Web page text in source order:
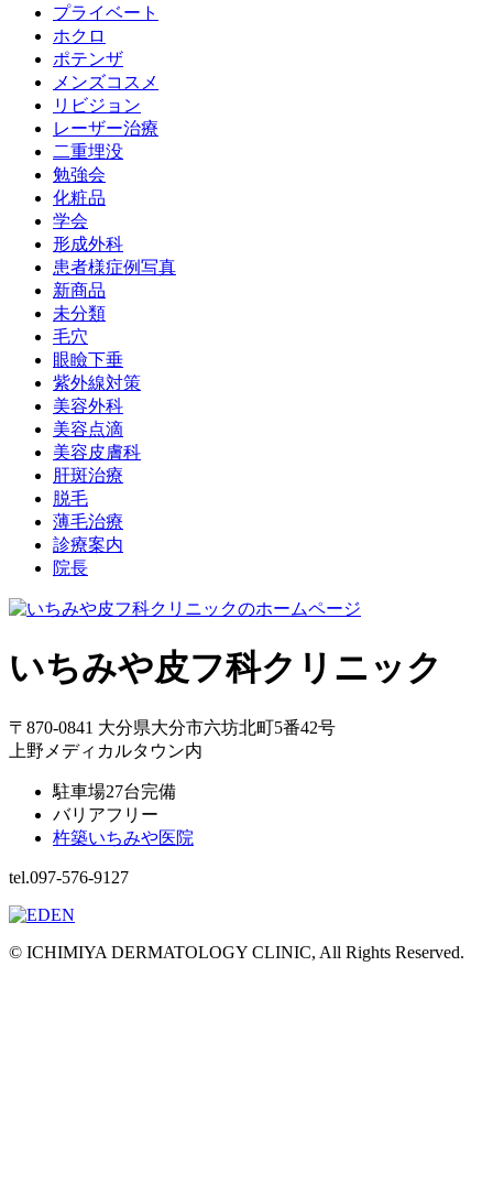
プライベート
ホクロ
ポテンザ
メンズコスメ
リビジョン
レーザー治療
二重埋没
勉強会
化粧品
学会
形成外科
患者様症例写真
新商品
未分類
毛穴
眼瞼下垂
紫外線対策
美容外科
美容点滴
美容皮膚科
肝斑治療
脱毛
薄毛治療
診療案内
院長
いちみや皮フ科クリニック
〒870-0841 大分県大分市六坊北町5番42号
上野メディカルタウン内
駐車場27台完備
バリアフリー
杵築いちみや医院
tel.097-576-9127
© ICHIMIYA DERMATOLOGY CLINIC, All Rights Reserved.